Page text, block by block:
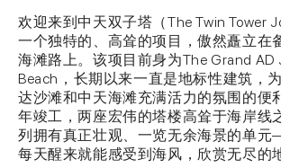
欢迎来到中天双子塔（The Twin Tower
一个独特的、高耸的项目，傲然矗立在
海滩路上。该项目前身为The Grand AD
Beach，长期以来一直是地标性建筑，
达沙滩和中天海滩充满活力的氛围的便
年竣工，两座宏伟的塔楼高耸于海岸线
列拥有真正壮观、一览无余海景的单
每天醒来就能感受到海风，欣赏无尽的